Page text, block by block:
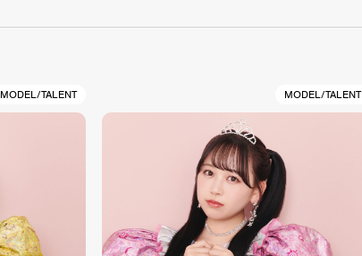
MODEL/TALENT MODEL/TALENT